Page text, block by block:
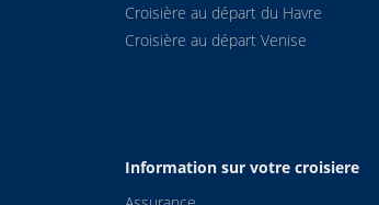
Croisière au départ du Havre
Croisière au départ Venise
Information sur votre croisiere